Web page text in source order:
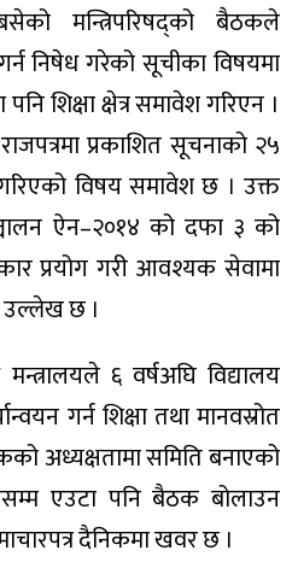
मन्त्रिपरिषद्को बैठकले
निषेध गरेको सूचीका विषयमा
शिक्षा क्षेत्र समावेश गरिएन ।
प्रकाशित सूचनाको २५
विषय समावेश छ । उक्त
ऐन–२०१४ को दफा ३ को
प्रयोग गरी आवश्यक सेवामा
उल्लेख छ ।
मन्त्रालयले ६ वर्षअघि विद्यालय
गर्न शिक्षा तथा मानवस्रोत
अध्यक्षतामा समिति बनाएको
एउटा पनि बैठक बोलाउन
दैनिकमा खवर छ ।